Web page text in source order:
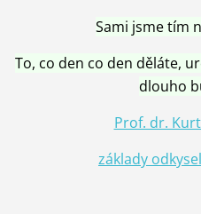
Sami jsme tím
To, co den co den děláte,
dlouho
Prof. dr.
základy